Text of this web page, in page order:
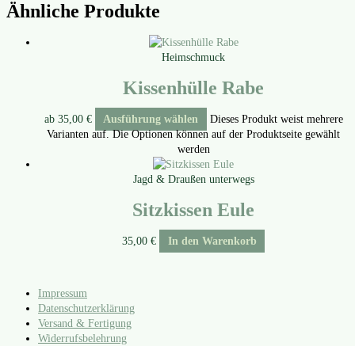
Ähnliche Produkte
Heimschmuck
Kissenhülle Rabe
ab 35,00 € Ausführung wählen
Dieses Produkt weist mehrere
Varianten auf. Die Optionen können auf der Produktseite gewählt
werden
Jagd & Draußen unterwegs
Sitzkissen Eule
35,00 € In den Warenkorb
Impressum
Datenschutzerklärung
Versand & Fertigung
Widerrufsbelehrung